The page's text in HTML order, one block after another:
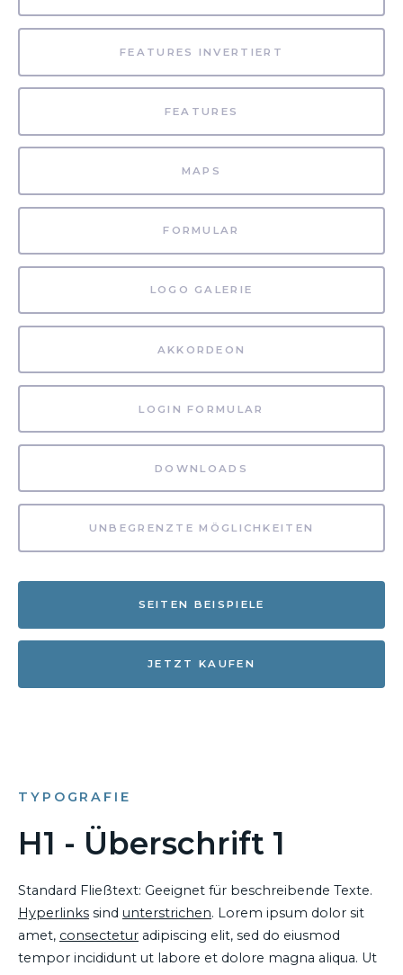
FEATURES INVERTIERT
FEATURES
MAPS
FORMULAR
LOGO GALERIE
AKKORDEON
LOGIN FORMULAR
DOWNLOADS
UNBEGRENZTE MÖGLICHKEITEN
SEITEN BEISPIELE
JETZT KAUFEN
TYPOGRAFIE
H1 - Überschrift 1
Standard Fließtext: Geeignet für beschreibende Texte.
Hyperlinks sind unterstrichen. Lorem ipsum dolor sit
amet, consectetur adipiscing elit, sed do eiusmod
tempor incididunt ut labore et dolore magna aliqua. Ut